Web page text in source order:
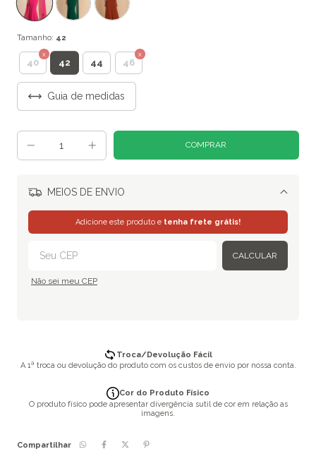
Tamanho: 42
40 42 44 46
Guia de medidas
MEIOS DE ENVIO
Adicione este produto e tenha frete grátis!
CALCULAR
Não sei meu CEP
Troca/Devolução Fácil
A 1ª troca ou devolução do produto com os custos de envio por nossa conta.
Cor do Produto Físico
O produto físico pode apresentar divergência sutil de cor em relação as
imagens.
Compartilhar